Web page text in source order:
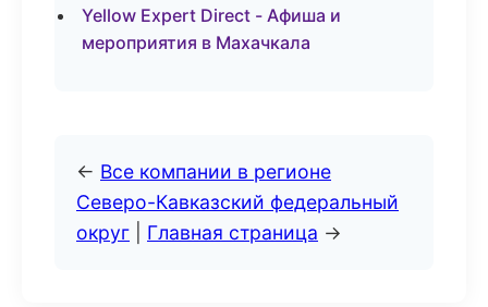
Yellow Expert Direct - Афиша и
мероприятия в Махачкала
← Все компании в регионе
Северо-Кавказский федеральный
округ
Главная страница →